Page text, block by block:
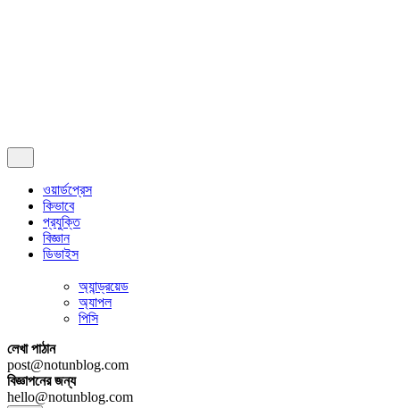
ওয়ার্ডপ্রেস
কিভাবে
প্রযুক্তি
বিজ্ঞান
ডিভাইস
অ্যান্ড্রয়েড
অ্যাপল
পিসি
লেখা পাঠান
post@notunblog.com
বিজ্ঞাপনের জন্য
hello@notunblog.com